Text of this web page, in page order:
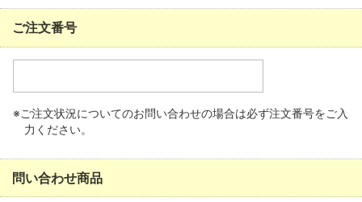
ご注文番号
※ご注文状況についてのお問い合わせの場合は必ず注文番号をご入
力ください。
問い合わせ商品